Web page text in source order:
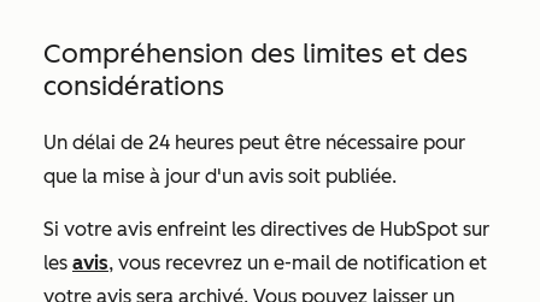
Compréhension des limites et des
considérations
Un délai de 24 heures peut être nécessaire pour
que la mise à jour d'un avis soit publiée.
Si votre avis enfreint les directives de HubSpot sur
les avis, vous recevrez un e-mail de notification et
votre avis sera archivé. Vous pouvez laisser un